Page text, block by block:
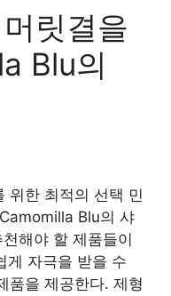
릿결을
Blu의
위한 최적의 선택 민
Blu의 샤
해야 할 제품들이
게 자극을 받을 수
품을 제공한다. 제형